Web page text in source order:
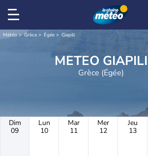
Météo Grèce Égée Giapili
METEO GIAPILI
Grèce (Égée)
Dim
09
Lun
10
Mar
11
Mer
12
Jeu
13